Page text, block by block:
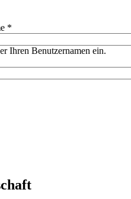
*
Ihren Benutzernamen ein.